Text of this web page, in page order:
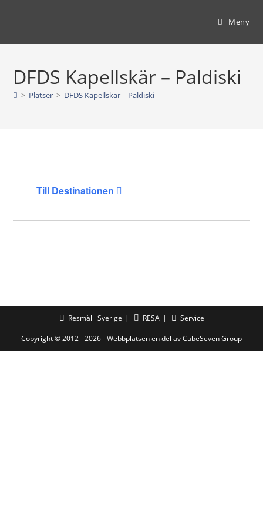
Meny
DFDS Kapellskär – Paldiski
> Platser > DFDS Kapellskär – Paldiski
Till Destinationen
Resmål i Sverige RESA Service
Copyright © 2012 - 2026 - Webbplatsen en del avCubeSeven Group